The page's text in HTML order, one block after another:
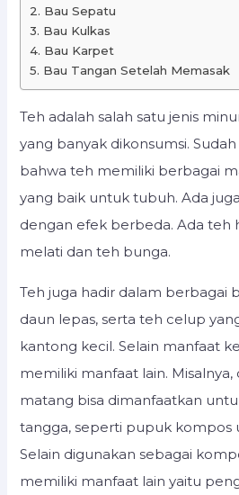
2. Bau Sepatu
3. Bau Kulkas
4. Bau Karpet
5. Bau Tangan Setelah Memasak
Teh adalah salah satu jenis
yang banyak dikonsumsi.
bahwa teh memiliki berbagai
yang baik untuk tubuh. Ada
dengan efek berbeda. Ada teh
melati dan teh bunga.
Teh juga hadir dalam berbagai
daun lepas, serta teh celup
kantong kecil. Selain manfaat
memiliki manfaat lain.
matang bisa dimanfaatkan
tangga, seperti pupuk kompos
Selain digunakan sebagai
memiliki manfaat lain yaitu